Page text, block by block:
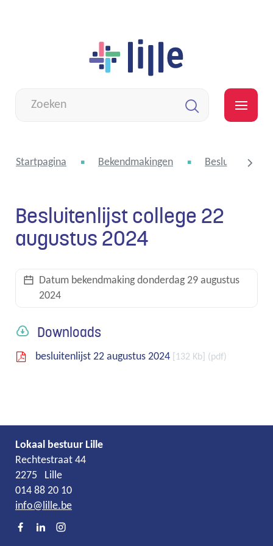
inhoud
zoek
Startpagina Bekendmakingen Besluitenlijst
Besluitenlijst college 22
augustus 2024
Datum bekendmakingdonderdag 29 augustus
2024
Downloads
besluitenlijst 22 augustus 2024 132 Kb pdf
Lokaal bestuur Lille
Adres
Rechtestraat 44
2275
Lille
Tel.
014 88 20 10
E-
mail
info@lille.be